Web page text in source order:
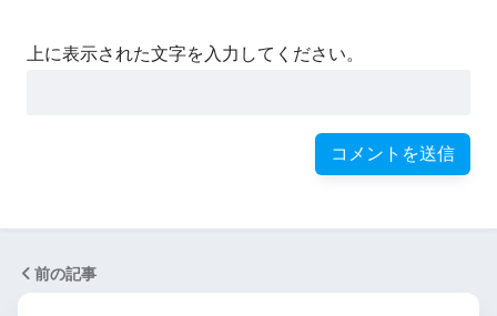
上に表示された文字を入力してください。
前の記事